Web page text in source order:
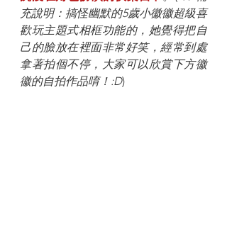
充說明：搞怪幽默的5歲小徽徽超級喜
歡玩主題式相框功能的，她覺得把自
己的臉放在裡面非常好笑，經常到處
拿著拍個不停，大家可以欣賞下方徽
徽的自拍作品唷！:D)